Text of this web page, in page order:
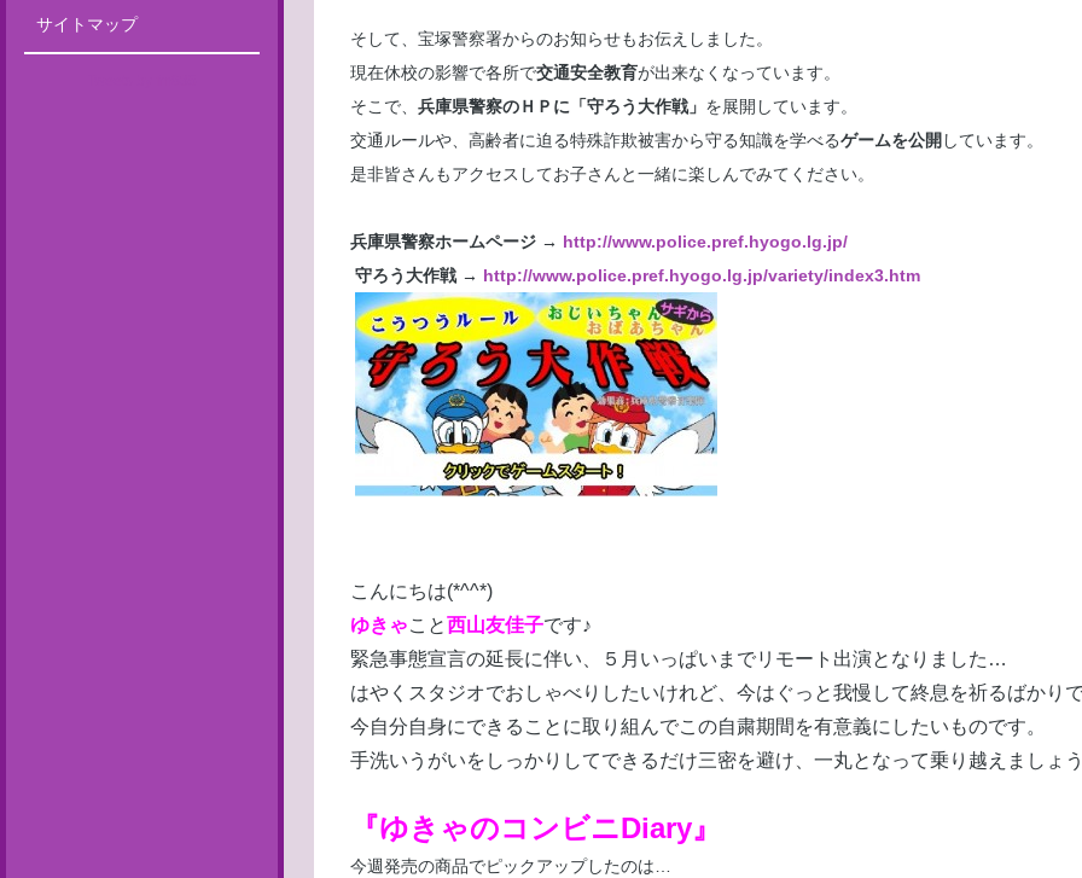
サイトマップ
そして、宝塚警察署からのお知らせもお伝えしました。
現在休校の影響で各所で交通安全教育が出来なくなっています。
そこで、 兵庫県警察のＨＰに「守ろう大作戦」 を展開しています。
交通ルールや、高齢者に迫る特殊詐欺被害から守る知識を学べるゲームを公開 しています。
是非皆さんもアクセスしてお子さんと一緒に楽しんでみてください。
兵庫県警察ホームページ → http://www.police.pref.hyogo.lg.jp/
守ろう大作戦 → http://www.police.pref.hyogo.lg.jp/variety/index3.htm
こんにちは(*^^*)
ゆきゃこと西山友佳子です♪
緊急事態宣言の延長に伴い、５月いっぱいまでリモート出演となりました…
はやくスタジオでおしゃべりしたいけれど、今はぐっと我慢して終息を祈るばかり
今自分自身にできることに取り組んでこの自粛期間を有意義にしたいものです。
手洗いうがいをしっかりしてできるだけ三密を避け、一丸となって乗り越えましょ
『ゆきゃのコンビニDiary』
今週発売の商品でピックアップしたのは…